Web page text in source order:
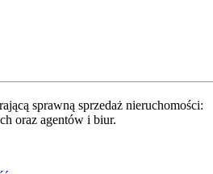
sprawną sprzedaż nieruchomości:
oraz agentów i biur.